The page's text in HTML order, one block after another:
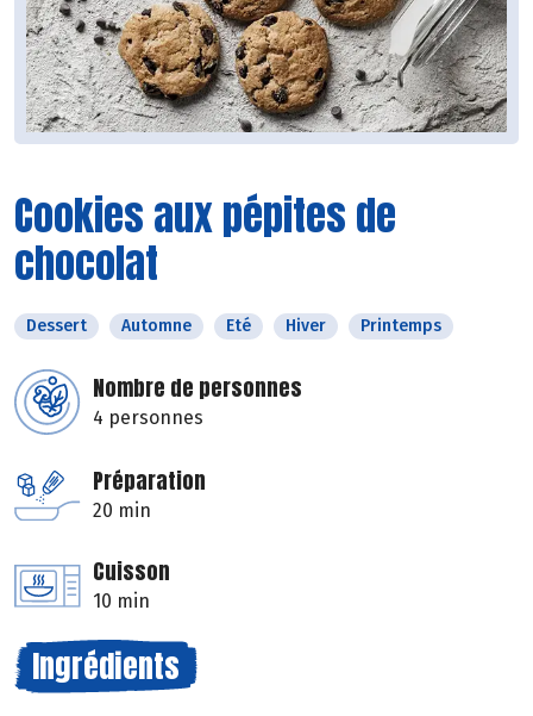
Cookies aux pépites de
chocolat
Dessert Automne Eté Hiver Printemps
Nombre de personnes
4 personnes
Préparation
20 min
Cuisson
10 min
Ingrédients